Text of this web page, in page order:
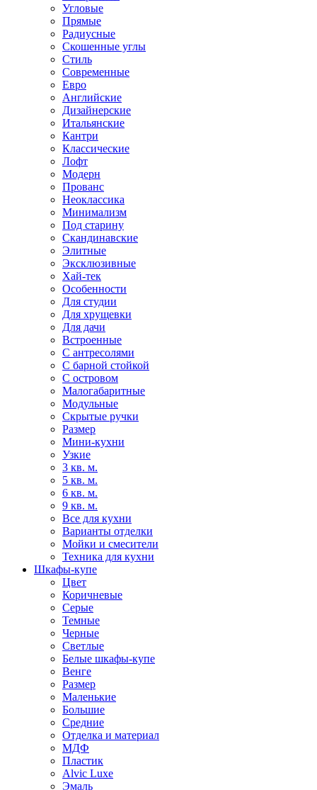
Угловые
Прямые
Радиусные
Скошенные углы
Стиль
Современные
Евро
Английские
Дизайнерские
Итальянские
Кантри
Классические
Лофт
Модерн
Прованс
Неоклассика
Минимализм
Под старину
Скандинавские
Элитные
Эксклюзивные
Хай-тек
Особенности
Для студии
Для хрущевки
Для дачи
Встроенные
С антресолями
С барной стойкой
С островом
Малогабаритные
Модульные
Скрытые ручки
Размер
Мини-кухни
Узкие
3 кв. м.
5 кв. м.
6 кв. м.
9 кв. м.
Все для кухни
Варианты отделки
Мойки и смесители
Техника для кухни
Шкафы-купе
Цвет
Коричневые
Серые
Темные
Черные
Светлые
Белые шкафы-купе
Венге
Размер
Маленькие
Большие
Средние
Отделка и материал
МДФ
Пластик
Alvic Luxe
Эмаль